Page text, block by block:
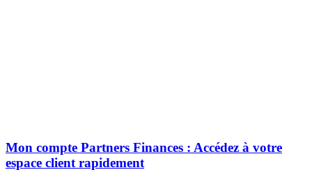
Mon compte Partners Finances : Accédez à votre
espace client rapidement